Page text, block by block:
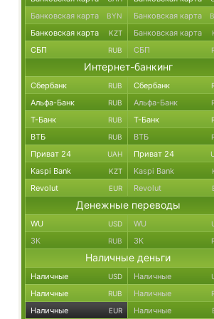
Банковская карта BYN Банковская карта
Банковская карта KZT Банковская карта
СБП RUB СБП
Интернет-банкинг
Сбербанк RUB Сбербанк
Альфа-Банк RUB Альфа-Банк
Т-Банк RUB Т-Банк
ВТБ RUB ВТБ
Приват 24 UAH Приват 24
Kaspi Bank KZT Kaspi Bank
Revolut EUR Revolut
Денежные переводы
WU USD WU
ЗК RUB ЗК
Наличные деньги
Наличные USD Наличные
Наличные RUB Наличные
Наличные EUR Наличные